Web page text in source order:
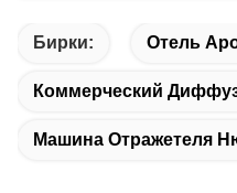
Бирки: Отель
Коммерческий
Машина Отражетеля